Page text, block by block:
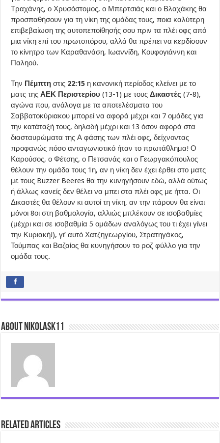
Τραχάνης, ο Χρυσόστομος, ο Μπερτσιάς και ο Βλαχάκης θα
προσπαθήσουν για τη νίκη της ομάδας τους, ποια καλύτερη
επιβεβαίωση της αυτοπεποίθησής σου πριν τα πλέι οφς από
μια νίκη επί του πρωτοπόρου, αλλά θα πρέπει να κερδίσουν
το κίνητρο των Καραθανάση, Ιωαννίδη, Κουφογιάννη και
Παληού.
Την Πέμπτηστις 22:15 η κανονική περίοδος κλείνει με το
ματς τηςΑΕΚ Περιστερίου (13-1) με τουςΔικαστές(7-8),
αγώνα που, ανάλογα με τα αποτελέσματα του
Σαββατοκύριακου μπορεί να αφορά μέχρι και 7 ομάδες για
την κατάταξή τους, δηλαδή μέχρι και 13 όσον αφορά στα
διασταυρώματα της Α φάσης των πλέι οφς, δείχνοντας
προφανώς πόσο ανταγωνιστικό ήταν το πρωτάθλημα! Ο
Καρούσος, ο Φέτσης, ο Πετσανάς και ο Γεωργακόπουλος
θέλουν την ομάδα τους 1η, αν η νίκη δεν έχει έρθει στο ματς
με τους Buzzer Beeres θα την κυνηγήσουν εδώ, αλλά ούτως
ή άλλως κανείς δεν θέλει να μπει στα πλέι οφς με ήττα. Οι
Δικαστές θα θέλουν κι αυτοί τη νίκη, αν την πάρουν θα είναι
μόνοι 8οι στη βαθμολογία, αλλιώς μπλέκουν σε ισοβαθμίες
(μέχρι και σε ισοβαθμία 5 ομάδων αναλόγως του τι έχει γίνει
την Κυριακή!), γι’ αυτό Χατζηγεωργίου, Στρατηγάκος,
Τούμπας και Βαζαίος θα κυνηγήσουν το ροζ φύλλο για την
ομάδα τους.
About nikolask11
Related Articles